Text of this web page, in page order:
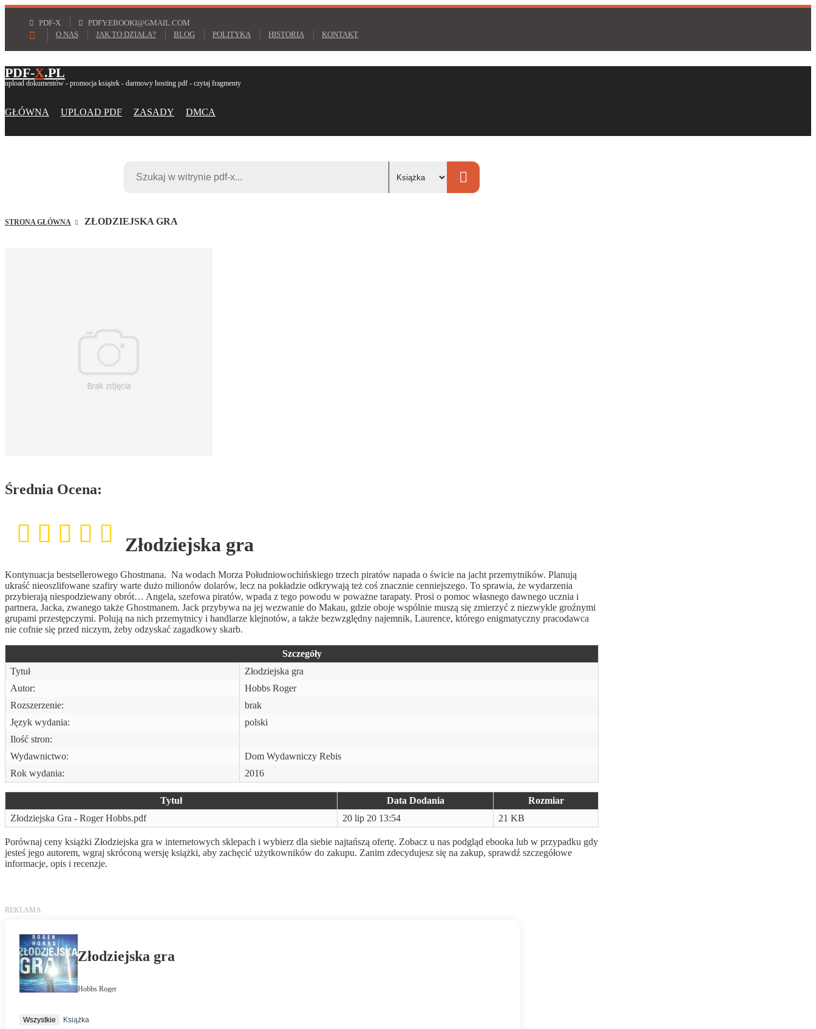
PDF-X
PDFY.EBOOKI@GMAIL.COM
O NAS
JAK TO DZIAŁA? BLOG POLITYKA HISTORIA KONTAKT
PDF-X.PL
upload dokumentów - promocja książek - darmowy hosting pdf - czytaj fragmenty
GŁÓWNA UPLOAD PDF ZASADY DMCA
STRONA GŁÓWNA ZŁODZIEJSKA GRA
Średnia Ocena:
Złodziejska gra
Kontynuacja bestsellerowego Ghostmana. Na wodach Morza Południowochińskiego trzech piratów napada o świcie na jacht przemytników. Planują
ukraść nieoszlifowane szafiry warte dużo milionów dolarów, lecz na pokładzie odkrywają też coś znacznie cenniejszego. To sprawia, że wydarzenia
przybierają niespodziewany obrót… Angela, szefowa piratów, wpada z tego powodu w poważne tarapaty. Prosi o pomoc własnego dawnego ucznia i
partnera, Jacka, zwanego także Ghostmanem. Jack przybywa na jej wezwanie do Makau, gdzie oboje wspólnie muszą się zmierzyć z niezwykle groźnymi
grupami przestępczymi. Polują na nich przemytnicy i handlarze klejnotów, a także bezwzględny najemnik, Laurence, którego enigmatyczny pracodawca
nie cofnie się przed niczym, żeby odzyskać zagadkowy skarb.
Szczegóły
Tytuł
Złodziejska gra
Autor:
Hobbs Roger
Rozszerzenie:
brak
Język wydania:
polski
Ilość stron:
Wydawnictwo:
Dom Wydawniczy Rebis
Rok wydania:
2016
Tytuł Data Dodania
Rozmiar
Złodziejska Gra - Roger Hobbs.pdf
20 lip 20 13:54 21 KB
Porównaj ceny książki Złodziejska gra w internetowych sklepach i wybierz dla siebie najtańszą ofertę. Zobacz u nas podgląd ebooka lub w przypadku gdy
jesteś jego autorem, wgraj skróconą wersję książki, aby zachęcić użytkowników do zakupu. Zanim zdecydujesz się na zakup, sprawdź szczegółowe
informacje, opis i recenzje.